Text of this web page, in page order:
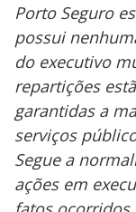
Porto Seguro
possui
do executivo
repartições
garantidas a
serviços
Segue a
ações em